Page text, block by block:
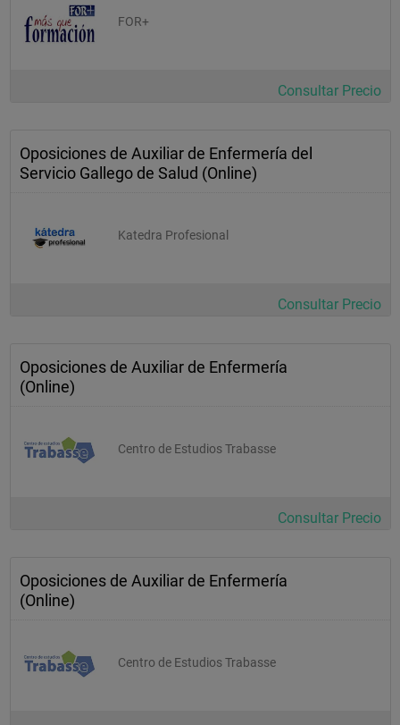
FOR+
Consultar Precio
Oposiciones de Auxiliar de Enfermería del
Servicio Gallego de Salud (Online)
Katedra Profesional
Consultar Precio
Oposiciones de Auxiliar de Enfermería
(Online)
Centro de Estudios Trabasse
Consultar Precio
Oposiciones de Auxiliar de Enfermería
(Online)
Centro de Estudios Trabasse